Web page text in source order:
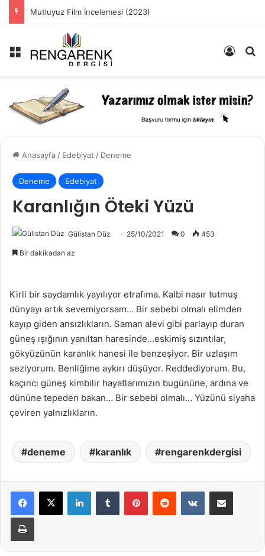
Mutluyuz Film İncelemesi (2023)
Menü Kayıt
Anasayfa/ Edebiyat / Deneme
Deneme Edebiyat
Karanlığın Öteki Yüzü
Gülistan Düz 25/10/2021 0 453
Bir dakikadan az
Kirli bir saydamlık yayılıyor etrafıma. Kalbi nasır tutmuş
dünyayı artık sevemiyorsam… Bir sebebi olmalı elimden
kayıp giden ansızlıkların. Saman alevi gibi parlayıp duran
güneş ışığının yanıltan haresinde…eskimiş sızıntılar,
gökyüzünün karanlık hanesi ile benzeşiyor. Bir uzlaşım
seziyorum. Benliğime aykırı düşüyor. Reddediyorum. Bu,
kaçıncı güneş kimbilir hayatlarımızın bugününe, ardına ve
dününe tepeden bakan… Bir sebebi olmalı… Yüzünü siyaha
çeviren yalnızlıkların.
deneme karanlık rengarenkdergisi
LinkedInTumblr PinterestReddit VKontakteE-Posta ile paylaş
Yazdır